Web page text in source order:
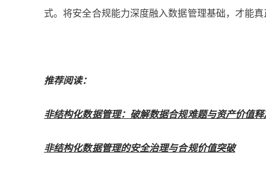
式。将安全合规能力深度融入数据管理基础，才能
推荐阅读：
非结构化数据管理：破解数据合规难题与资产价值
非结构化数据管理的安全治理与合规价值突破